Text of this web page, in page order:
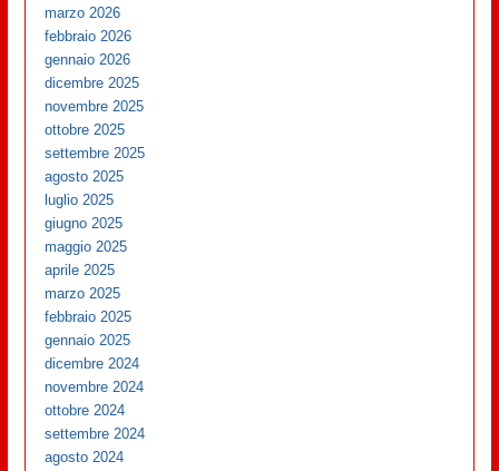
marzo 2026
febbraio 2026
gennaio 2026
dicembre 2025
novembre 2025
ottobre 2025
settembre 2025
agosto 2025
luglio 2025
giugno 2025
maggio 2025
aprile 2025
marzo 2025
febbraio 2025
gennaio 2025
dicembre 2024
novembre 2024
ottobre 2024
settembre 2024
agosto 2024